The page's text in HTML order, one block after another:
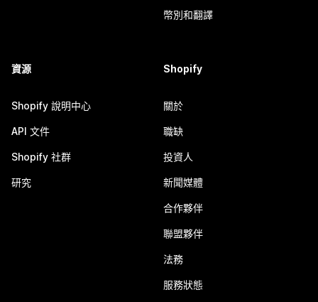
幣別和翻譯
資源
Shopify 說明中心
API 文件
Shopify 社群
研究
Shopify
關於
職缺
投資人
新聞媒體
合作夥伴
聯盟夥伴
法務
服務狀態